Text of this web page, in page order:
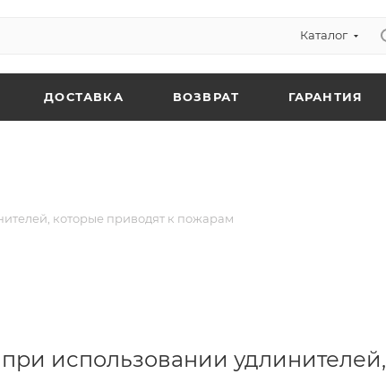
Каталог
ДОСТАВКА ВОЗВРАТ ГАРАНТИЯ
которые приводят к пожарам
использовании удлинителей,